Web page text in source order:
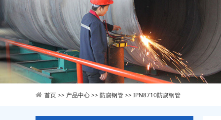
首页>> 产品中心>> 防腐钢管>> IPN8710防腐钢管